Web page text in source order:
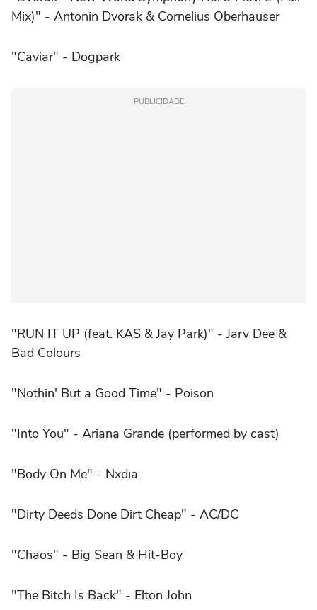
Mix)" - Antonin Dvorak & Cornelius Oberhauser
"Caviar" - Dogpark
PUBLICIDADE
"RUN IT UP (feat. KAS & Jay Park)" - Jarv Dee &
Bad Colours
"Nothin' But a Good Time" - Poison
"Into You" - Ariana Grande (performed by cast)
"Body On Me" - Nxdia
"Dirty Deeds Done Dirt Cheap" - AC/DC
"Chaos" - Big Sean & Hit-Boy
"The Bitch Is Back" - Elton John